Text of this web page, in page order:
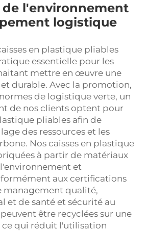
l'environnement
logistique
en plastique pliables
essentielle pour les
mettre en œuvre une
durable. Avec la promotion,
de logistique verte, un
de nos clients optent pour
pliables afin de
des ressources et les
Nos caisses en plastique
à partir de matériaux
et
aux certifications
management qualité,
et de santé et sécurité au
être recyclées sur une
ce qui réduit l'utilisation